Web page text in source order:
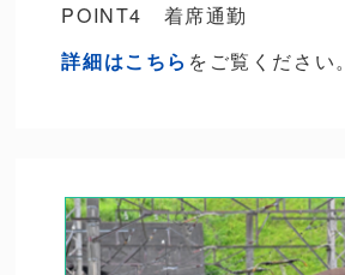
POINT4 着席通勤
詳細はこちら をご覧ください。